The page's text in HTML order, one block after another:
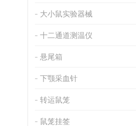
大小鼠实验器械
十二通道测温仪
悬尾箱
下颚采血针
转运鼠笼
鼠笼挂签